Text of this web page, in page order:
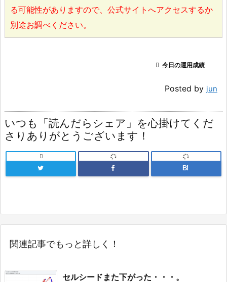
る可能性がありますので、公式サイトへアクセスするか
別途お調べください。
 今日の運用成績
Posted by jun
いつも「読んだらシェア」を心掛けてくだ
さりありがとうございます！

B!
関連記事でもっと詳しく！
セルシードまた下がった・・・。